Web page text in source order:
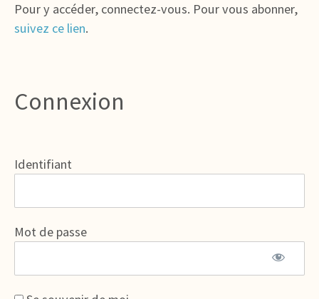
Pour y accéder, connectez-vous. Pour vous abonner,
suivez ce lien.
Connexion
Identifiant
Mot de passe